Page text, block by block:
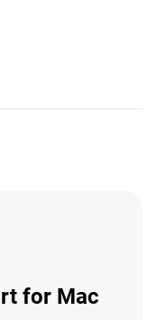
for Mac